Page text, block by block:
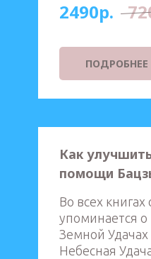
2490р.
ПОДРОБНЕЕ
Как
помощи
Во всех
упоминается
Земной Удачах
Небесная